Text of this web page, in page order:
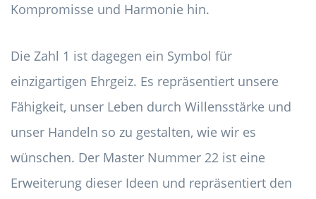
Kompromisse und Harmonie hin.
Die Zahl 1 ist dagegen ein Symbol für
einzigartigen Ehrgeiz. Es repräsentiert unsere
Fähigkeit, unser Leben durch Willensstärke und
unser Handeln so zu gestalten, wie wir es
wünschen. Der Master Nummer 22 ist eine
Erweiterung dieser Ideen und repräsentiert den